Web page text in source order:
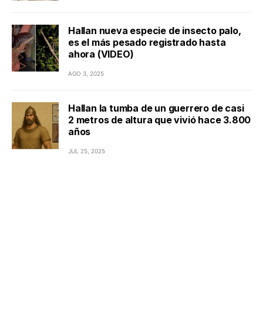
Hallan nueva especie de insecto palo,
es el más pesado registrado hasta
ahora (VIDEO)
AGO 3, 2025
Hallan la tumba de un guerrero de casi
2 metros de altura que vivió hace 3.800
años
JUL 25, 2025